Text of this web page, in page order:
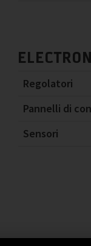
Regolatori
Pannelli di
Sensori